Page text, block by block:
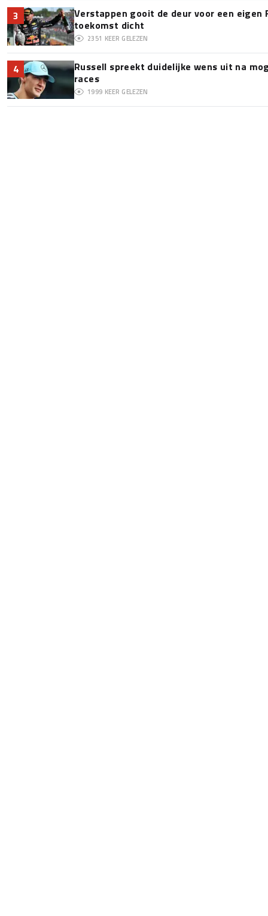
3
Verstappen gooit de deur voor een eigen
toekomst dicht
2351 KEER GELEZEN
4
Russell spreekt duidelijke wens uit na
races
1999 KEER GELEZEN